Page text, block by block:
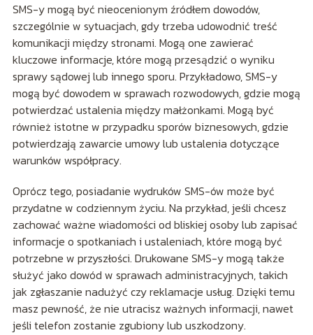
SMS-y mogą być nieocenionym źródłem dowodów,
szczególnie w sytuacjach, gdy trzeba udowodnić treść
komunikacji między stronami. Mogą one zawierać
kluczowe informacje, które mogą przesądzić o wyniku
sprawy sądowej lub innego sporu. Przykładowo, SMS-y
mogą być dowodem w sprawach rozwodowych, gdzie mogą
potwierdzać ustalenia między małżonkami. Mogą być
również istotne w przypadku sporów biznesowych, gdzie
potwierdzają zawarcie umowy lub ustalenia dotyczące
warunków współpracy.
Oprócz tego, posiadanie wydruków SMS-ów może być
przydatne w codziennym życiu. Na przykład, jeśli chcesz
zachować ważne wiadomości od bliskiej osoby lub zapisać
informacje o spotkaniach i ustaleniach, które mogą być
potrzebne w przyszłości. Drukowane SMS-y mogą także
służyć jako dowód w sprawach administracyjnych, takich
jak zgłaszanie nadużyć czy reklamacje usług. Dzięki temu
masz pewność, że nie utracisz ważnych informacji, nawet
jeśli telefon zostanie zgubiony lub uszkodzony.